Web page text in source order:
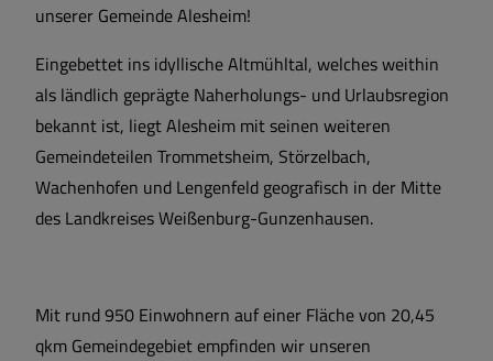
unserer Gemeinde Alesheim!
Eingebettet ins idyllische Altmühltal, welches weithin
als ländlich geprägte Naherholungs- und Urlaubsregion
bekannt ist, liegt Alesheim mit seinen weiteren
Gemeindeteilen Trommetsheim, Störzelbach,
Wachenhofen und Lengenfeld geografisch in der Mitte
des Landkreises Weißenburg-Gunzenhausen.
Mit rund 950 Einwohnern auf einer Fläche von 20,45
qkm Gemeindegebiet empfinden wir unseren